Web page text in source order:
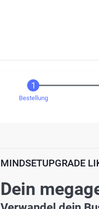
Bestellung
MINDSETUPGRADE
Dein